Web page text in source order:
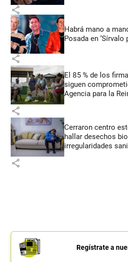
share
Habrá mano a
Posada en ‘Sírvalo
share
El 85 % de los
siguen
Agencia para la
share
Cerraron centro
hallar desechos
irregularidades
share
Regístrate a